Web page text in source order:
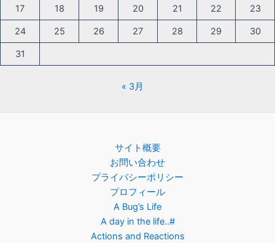
17 18 19 20 21 22 23
24 25 26 27 28 29 30
31
« 3月
サイト概要
お問い合わせ
プライバシーポリシー
プロフィール
A Bug’s Life
A day in the life..#
Actions and Reactions